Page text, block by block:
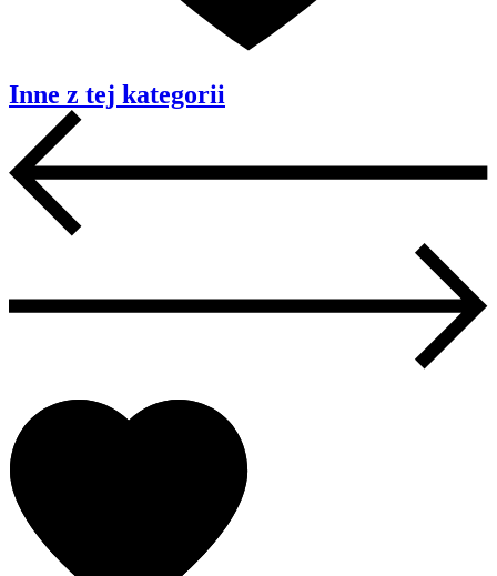
Inne z tej kategorii